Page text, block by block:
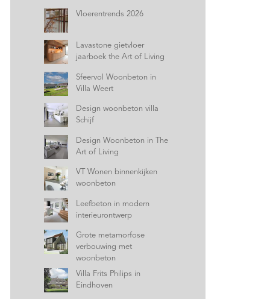
Vloerentrends 2026
Lavastone gietvloer
jaarboek the Art of Living
Sfeervol Woonbeton in
Villa Weert
Design woonbeton villa
Schijf
Design Woonbeton in The
Art of Living
VT Wonen binnenkijken
woonbeton
Leefbeton in modern
interieurontwerp
Grote metamorfose
verbouwing met
woonbeton
Villa Frits Philips in
Eindhoven